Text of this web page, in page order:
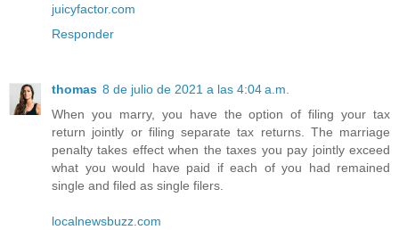
juicyfactor.com
Responder
thomas 8 de julio de 2021 a las 4:04 a.m.
When you marry, you have the option of filing your tax
return jointly or filing separate tax returns. The marriage
penalty takes effect when the taxes you pay jointly exceed
what you would have paid if each of you had remained
single and filed as single filers.
localnewsbuzz.com